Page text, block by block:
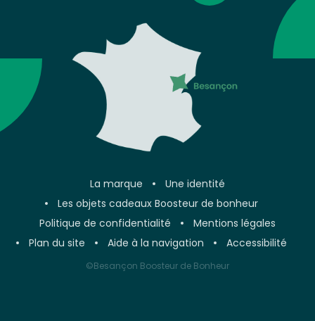
La marque
Une identité
Les objets cadeaux Boosteur de bonheur
Politique de confidentialité
Mentions légales
Plan du site
Aide à la navigation Accessibilité
©Besançon Boosteur de Bonheur